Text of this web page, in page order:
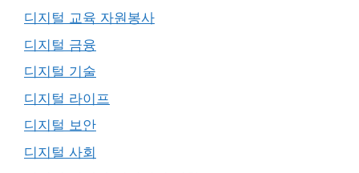
디지털 교육 자원봉사
디지털 금융
디지털 기술
디지털 라이프
디지털 보안
디지털 사회